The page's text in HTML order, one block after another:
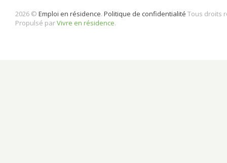
2026 © Emploi en résidence. Politique de confidentialité Tous droits
Propulsé parVivre en résidence.